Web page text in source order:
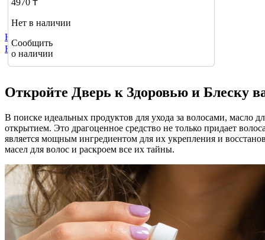
4970 ₸
Нет в наличии
Сообщить
о наличии
Не нашли нужный товар?
Нажмите сюда
Откройте Дверь к Здоровью и Блеску
В поиске идеальных продуктов для ухода за волосами, масло
открытием. Это драгоценное средство не только придает
является мощным ингредиентом для их укрепления и
масел для волос и раскроем все их тайны.